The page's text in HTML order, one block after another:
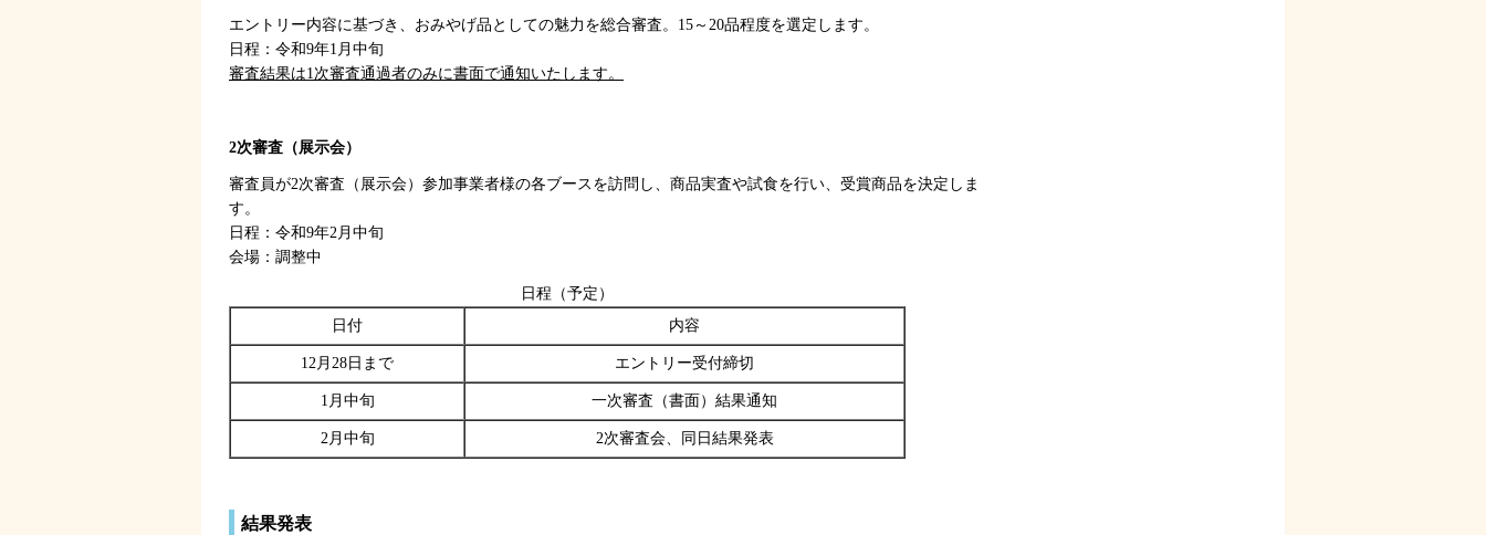
エントリー内容に基づき、おみやげ品としての魅力を総合審査。15～20品程度を選定します。
日程：令和9年1月中旬
審査結果は1次審査通過者のみに書面で通知いたします。
2次審査（展示会）
審査員が2次審査（展示会）参加事業者様の各ブースを訪問し、商品実査や試食を行い、受賞商品を決定しま
す。
日程：令和9年2月中旬
会場：調整中
日程（予定）
日付
内容
12月28日まで エントリー受付締切
1月中旬 一次審査（書面）結果通知
2月中旬 2次審査会、同日結果発表
結果発表